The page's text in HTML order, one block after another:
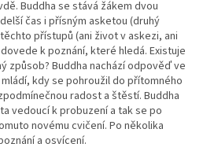
Buddha se stává žákem dvou
čas i přísným asketou (druhý
přístupů (ani život v askezi, ani
k poznání, které hledá. Existuje
způsob? Buddha nachází odpověď ve
kdy se pohroužil do přítomného
radost a štěstí. Buddha
vedoucí k probuzení a tak se po
novému cvičení. Po několika
a osvícení.